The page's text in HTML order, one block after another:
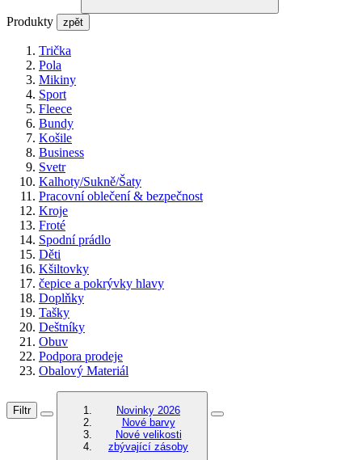
Produkty zpět
Trička
Pola
Mikiny
Sport
Fleece
Bundy
Košile
Business
Svetr
Kalhoty/Sukně/Šaty
Pracovní oblečení & bezpečnost
Kroje
Froté
Spodní prádlo
Děti
Kšiltovky
čepice a pokrývky hlavy
Doplňky
Tašky
Deštníky
Obuv
Podpora prodeje
Obalový Materiál
Filtr
Novinky 2026
Nové barvy
Nové velikosti
zbývající zásoby